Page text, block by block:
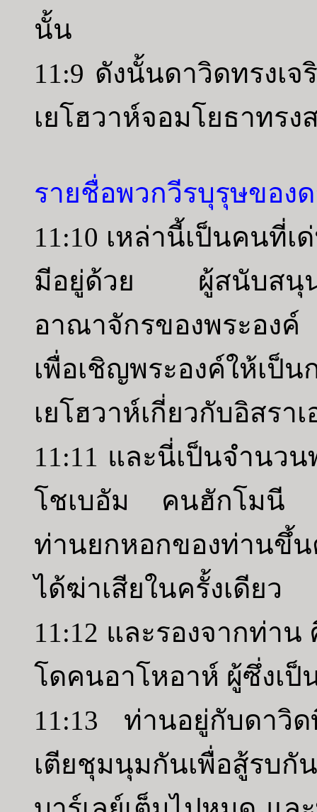
นั้น
11:9 ดังนั้นดาวิดทรงเ
เยโฮวาห์จอมโยธาทร
รายชื่อพวกวีรบุรุษของ
11:10 เหล่านี้เป็นคนที่
มีอยู่ด้วย ผู้สนับสนุนพ
อาณาจักรของพระอง
เพื่อเชิญพระองค์ให้เป็
เยโฮวาห์เกี่ยวกับอิสราเ
11:11 และนี่เป็นจำนว
โชเบอัม คนฮักโมนี
ท่านยกหอกของท่านขึ้
ได้ฆ่าเสียในครั้งเดียว
11:12 และรองจากท่าน
โดคนอาโหอาห์ ผู้ซึ่งเ
11:13 ท่านอยู่กับดา
เตียชุมนุมกันเพื่อสู้รบ